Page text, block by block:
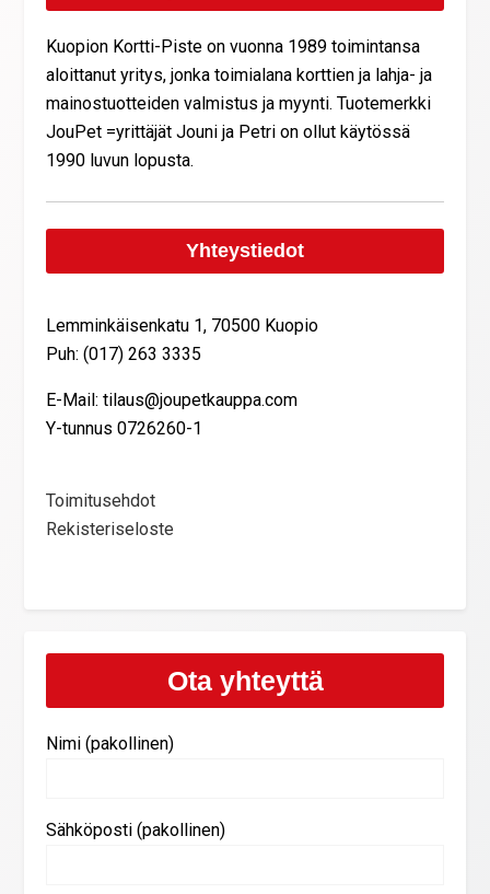
Kuopion Kortti-Piste on vuonna 1989 toimintansa
aloittanut yritys, jonka toimialana korttien ja lahja- ja
mainostuotteiden valmistus ja myynti. Tuotemerkki
JouPet =yrittäjät Jouni ja Petri on ollut käytössä
1990 luvun lopusta.
Yhteystiedot
Lemminkäisenkatu 1, 70500 Kuopio
Puh: (017) 263 3335
E-Mail: tilaus@joupetkauppa.com
Y-tunnus 0726260-1
Toimitusehdot
Rekisteriseloste
Ota yhteyttä
Nimi (pakollinen)
Sähköposti (pakollinen)